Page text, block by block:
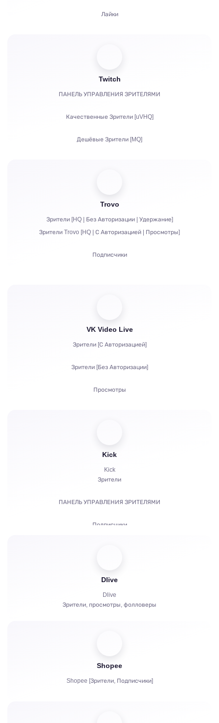
Лайки
Часы просмотров для Ютуба
Twitch
ПАНЕЛЬ УПРАВЛЕНИЯ ЗРИТЕЛЯМИ
Качественные Зрители [uVHQ]
Дешёвые Зрители [MQ]
Битсы | Платные подписки | Праймы
Чат боты
Живое общение в чате
Жалобы
Trovo
Зрители [HQ | Без Авторизации | Удержание]
Зрители Trovo [HQ | С Авторизацией | Просмотры]
Подписчики
VK Video Live
Зрители [С Авторизацией]
Зрители [Без Авторизации]
Просмотры
Kick
Kick
Зрители
ПАНЕЛЬ УПРАВЛЕНИЯ ЗРИТЕЛЯМИ
Подписчики
Чат боты
Dlive
Dlive
Зрители, просмотры, фолловеры
Shopee
Shopee [Зрители, Подписчики]